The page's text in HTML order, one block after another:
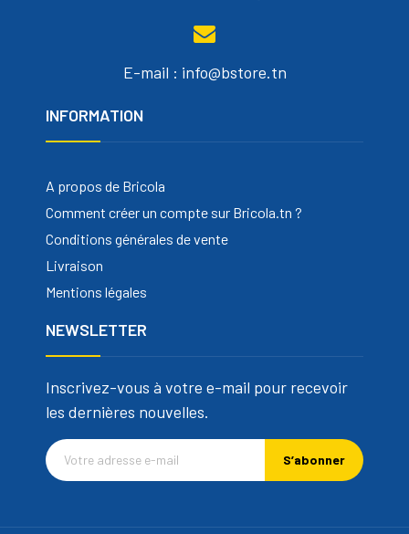
E-mail : info@bstore.tn
INFORMATION
A propos de Bricola
Comment créer un compte sur Bricola.tn ?
Conditions générales de vente
Livraison
Mentions légales
NEWSLETTER
Inscrivez-vous à votre e-mail pour recevoir
les dernières nouvelles.
S’abonner